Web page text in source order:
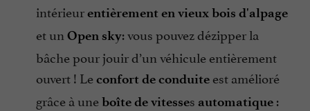
intérieurentièrement en vieux bois d'alpage
et un Open sky: vous pouvez dézipper la
bâche pour jouir d’un véhicule entièrement
ouvert ! Leconfort de conduite est amélioré
grâce à uneboîte de vitesses automatique :